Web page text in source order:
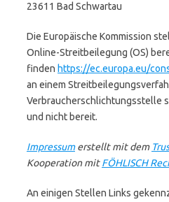
23611 Bad Schwartau
Die Europäische Kommission
Online-Streitbeilegung (OS)
finden https://ec.europa.eu/
an einem
Verbraucherschlichtungsstelle
und nicht bereit.
Impressumerstellt mit dem
Kooperation mitFÖHLISCH
An einigen Stellen Links